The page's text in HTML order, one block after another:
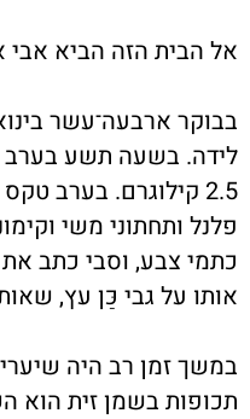
אל הבית הזה הביא אבי
לידה. בשעה תשע בערב
2.5 קילוגרם. בערב
פלנל ותחתוני משי
כתמי צבע, וסבי כתב את
אותו על גבי כַּן עץ,
במשך זמן רב היה
תכופות בשמן זית הוא